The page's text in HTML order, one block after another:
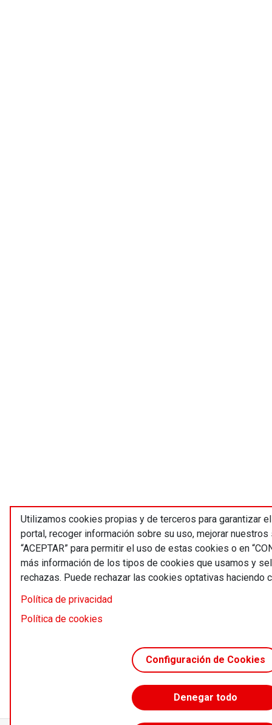
Utilizamos cookies propias y de terceros para garantizar
portal, recoger información sobre su uso, mejorar
“ACEPTAR” para permitir el uso de estas cookies o en
más información de los tipos de cookies que usamos y
rechazas. Puede rechazar las cookies optativas haciendo
Política de privacidad
Política de cookies
Configuración de Cookies
Denegar todo